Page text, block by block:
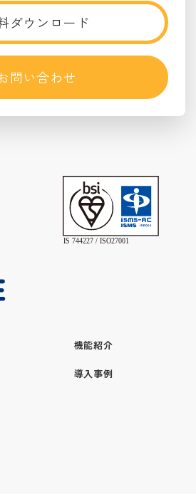
ダウンロード
問い合わせ
機能紹介
導入事例